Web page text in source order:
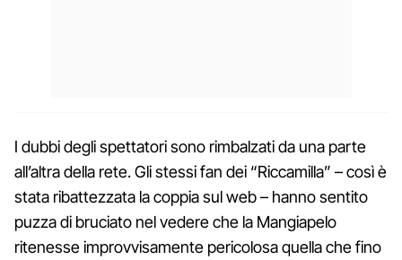
I dubbi degli spettatori sono rimbalzati da una parte
all’altra della rete. Gli stessi fan dei “Riccamilla” – così è
stata ribattezzata la coppia sul web – hanno sentito
puzza di bruciato nel vedere che la Mangiapelo
ritenesse improvvisamente pericolosa quella che fino